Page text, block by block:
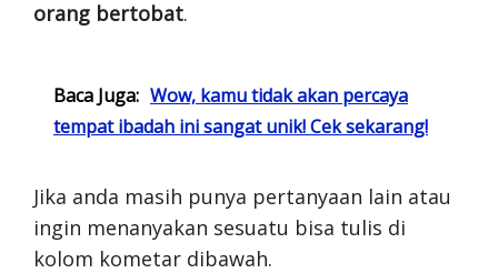
orang bertobat.
Baca Juga: Wow, kamu tidak akan percaya
tempat ibadah ini sangat unik! Cek sekarang!
Jika anda masih punya pertanyaan lain atau
ingin menanyakan sesuatu bisa tulis di
kolom kometar dibawah.